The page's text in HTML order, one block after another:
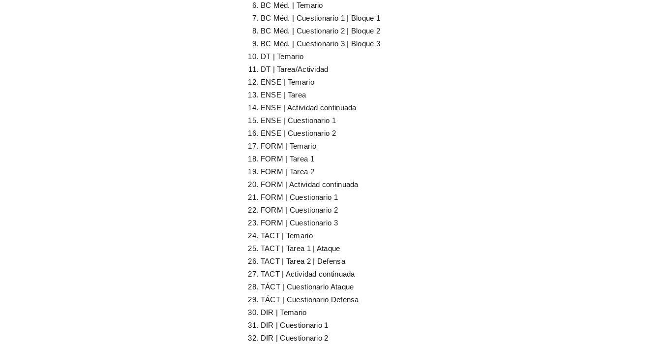
BC Méd. | Temario
BC Méd. | Cuestionario 1 | Bloque 1
BC Méd. | Cuestionario 2 | Bloque 2
BC Méd. | Cuestionario 3 | Bloque 3
DT | Temario
DT | Tarea/Actividad
ENSE | Temario
ENSE | Tarea
ENSE | Actividad continuada
ENSE | Cuestionario 1
ENSE | Cuestionario 2
FORM | Temario
FORM | Tarea 1
FORM | Tarea 2
FORM | Actividad continuada
FORM | Cuestionario 1
FORM | Cuestionario 2
FORM | Cuestionario 3
TACT | Temario
TACT | Tarea 1 | Ataque
TACT | Tarea 2 | Defensa
TACT | Actividad continuada
TÁCT | Cuestionario Ataque
TÁCT | Cuestionario Defensa
DIR | Temario
DIR | Cuestionario 1
DIR | Cuestionario 2